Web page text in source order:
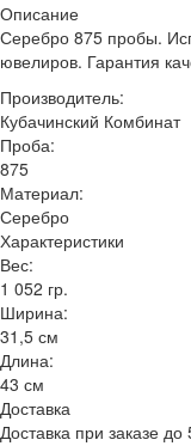
Описание
Серебро 875 пробы.
ювелиров. Гарантия
Производитель:
Кубачинский Комбинат
Проба:
875
Материал:
Серебро
Характеристики
Вес:
1 052 гр.
Ширина:
31,5 см
Длина:
43 см
Доставка
Доставка при заказе